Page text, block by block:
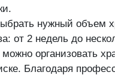
нужный объем
от 2 недель до
организовать
Благодаря